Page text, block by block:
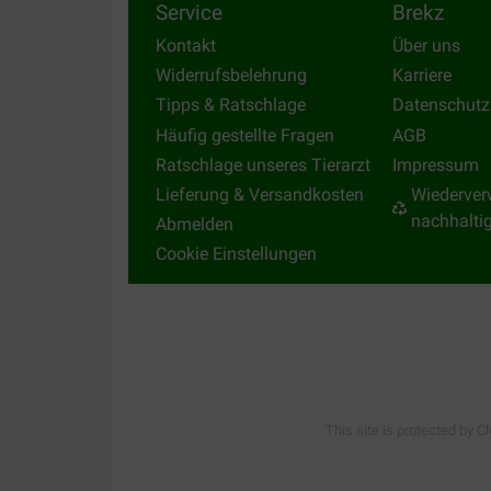
Service
Kontakt
Widerrufsbelehrung
Tipps & Ratschlage
Häufig gestellte Fragen
Ratschlage unseres Tierarzt
Lieferung & Versandkosten
Abmelden
Cookie Einstellungen
Brekz
Über uns
Karriere
Datenschutz
AGB
Impressum